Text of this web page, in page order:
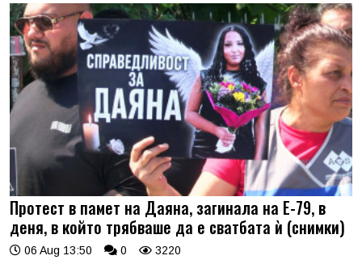
Протест в памет на Даяна, загинала на Е-79, в
деня, в който трябваше да е сватбата ѝ (снимки)
06 Aug 13:50 0 3220